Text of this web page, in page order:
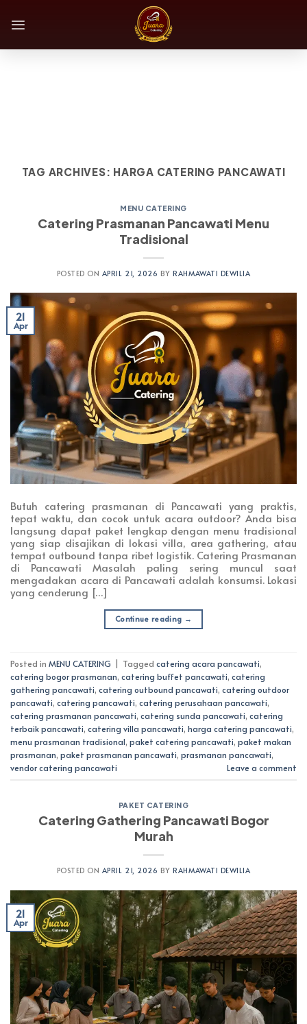
TAG ARCHIVES: HARGA CATERING PANCAWATI
MENU CATERING
Catering Prasmanan Pancawati Menu
Tradisional
POSTED ON APRIL 21, 2026 BYRAHMAWATI DEWILIA
21
Apr
Butuh catering prasmanan di Pancawati yang praktis,
tepat waktu, dan cocok untuk acara outdoor? Anda bisa
langsung dapat paket lengkap dengan menu tradisional
yang siap disajikan di lokasi villa, area gathering, atau
tempat outbound tanpa ribet logistik. Catering Prasmanan
di Pancawati Masalah paling sering muncul saat
mengadakan acara di Pancawati adalah konsumsi. Lokasi
yang cenderung […]
Continue reading →
Posted in MENU CATERING | Tagged catering acara pancawati,
catering bogor prasmanan, catering buffet pancawati, catering
gathering pancawati, catering outbound pancawati, catering outdoor
pancawati, catering pancawati, catering perusahaan pancawati,
catering prasmanan pancawati, catering sunda pancawati, catering
terbaik pancawati, catering villa pancawati, harga catering pancawati,
menu prasmanan tradisional, paket catering pancawati, paket makan
prasmanan, paket prasmanan pancawati, prasmanan pancawati,
vendor catering pancawati
Leave a comment
PAKET CATERING
Catering Gathering Pancawati Bogor
Murah
POSTED ON APRIL 21, 2026 BYRAHMAWATI DEWILIA
21
Apr